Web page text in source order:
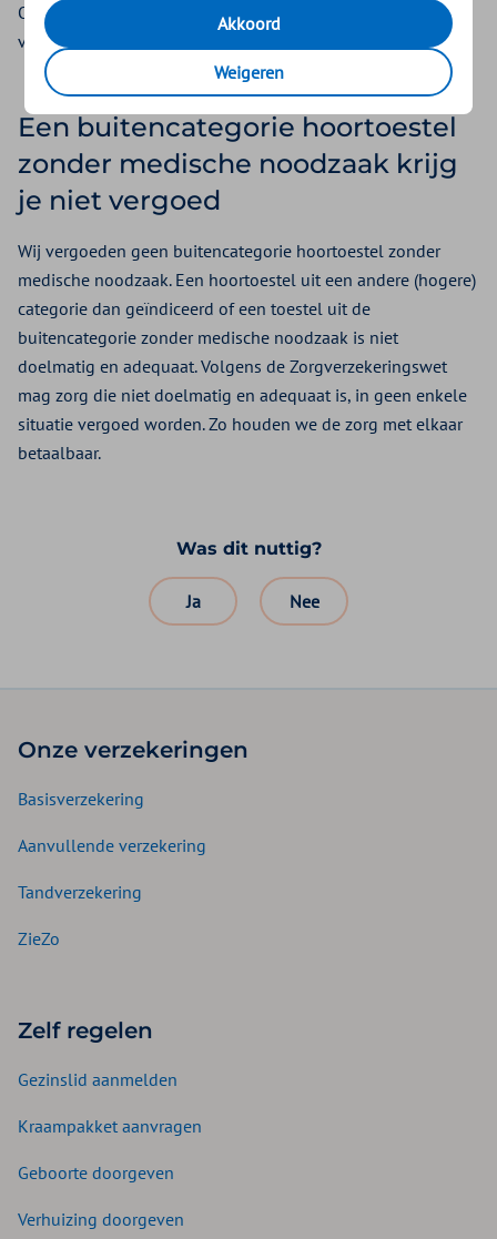
Om een
audiologisch centrum
te bezoeken heb je een
verwijzing nodig van jouw arts of audicien.
Een buitencategorie hoortoestel
zonder medische noodzaak krijg
je niet vergoed
Wij vergoeden geen buitencategorie hoortoestel zonder
medische noodzaak. Een hoortoestel uit een andere (hogere)
categorie dan geïndiceerd of een toestel uit de
buitencategorie zonder medische noodzaak is niet
doelmatig en adequaat. Volgens de Zorgverzekeringswet
mag zorg die niet doelmatig en adequaat is, in geen enkele
situatie vergoed worden. Zo houden we de zorg met elkaar
betaalbaar.
Was dit nuttig?
Ja Nee
Onze verzekeringen
Basisverzekering
Aanvullende verzekering
Tandverzekering
ZieZo
Zelf regelen
Gezinslid aanmelden
Kraampakket aanvragen
Geboorte doorgeven
Verhuizing doorgeven
Akkoord
Weigeren